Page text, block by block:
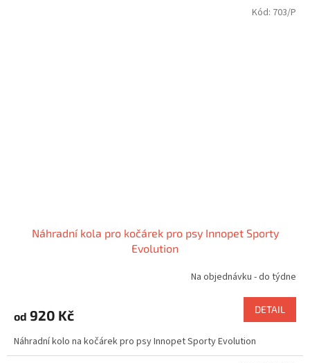
Náhradní kola pro kočárek pro psy Innopet Sporty
Evolution
Na objednávku - do týdne
od 920 Kč DETAIL
Náhradní kolo na kočárek pro psy Innopet Sporty Evolution
Kód: 703/P